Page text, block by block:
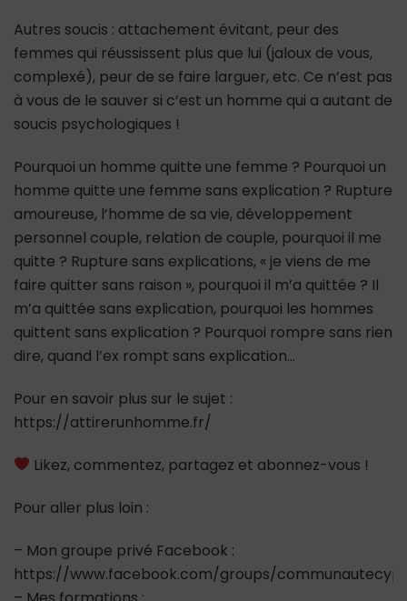
Autres soucis : attachement évitant, peur des
femmes qui réussissent plus que lui (jaloux de vous,
complexé), peur de se faire larguer, etc. Ce n’est pas
à vous de le sauver si c’est un homme qui a autant de
soucis psychologiques !
Pourquoi un homme quitte une femme ? Pourquoi un
homme quitte une femme sans explication ? Rupture
amoureuse, l’homme de sa vie, développement
personnel couple, relation de couple, pourquoi il me
quitte ? Rupture sans explications, « je viens de me
faire quitter sans raison », pourquoi il m’a quittée ? Il
m’a quittée sans explication, pourquoi les hommes
quittent sans explication ? Pourquoi rompre sans rien
dire, quand l’ex rompt sans explication…
Pour en savoir plus sur le sujet :
https://attirerunhomme.fr/
Likez, commentez, partagez et abonnez-vous !
Pour aller plus loin :
– Mon groupe privé Facebook :
https://www.facebook.com/groups/